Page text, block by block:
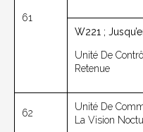
61
W221 ;
Unité De
Retenue
62
Unité De
La Vision